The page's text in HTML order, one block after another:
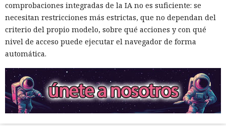
comprobaciones integradas de la IA no es suficiente: se
necesitan restricciones más estrictas, que no dependan del
criterio del propio modelo, sobre qué acciones y con qué
nivel de acceso puede ejecutar el navegador de forma
automática.